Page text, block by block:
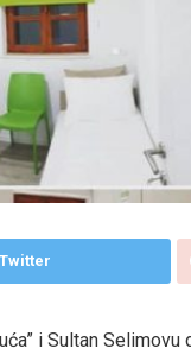
i Sultan Selimovu